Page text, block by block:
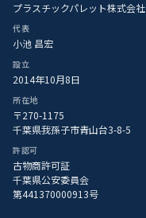
プラスチックパレット株式会社
代表
小池 昌宏
設立
2014年10月8日
所在地
〒270-1175
千葉県我孫子市青山台3-8-5
許認可
古物商許可証
千葉県公安委員会
第441370000913号